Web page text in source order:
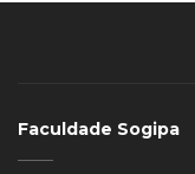
Faculdade Sogipa